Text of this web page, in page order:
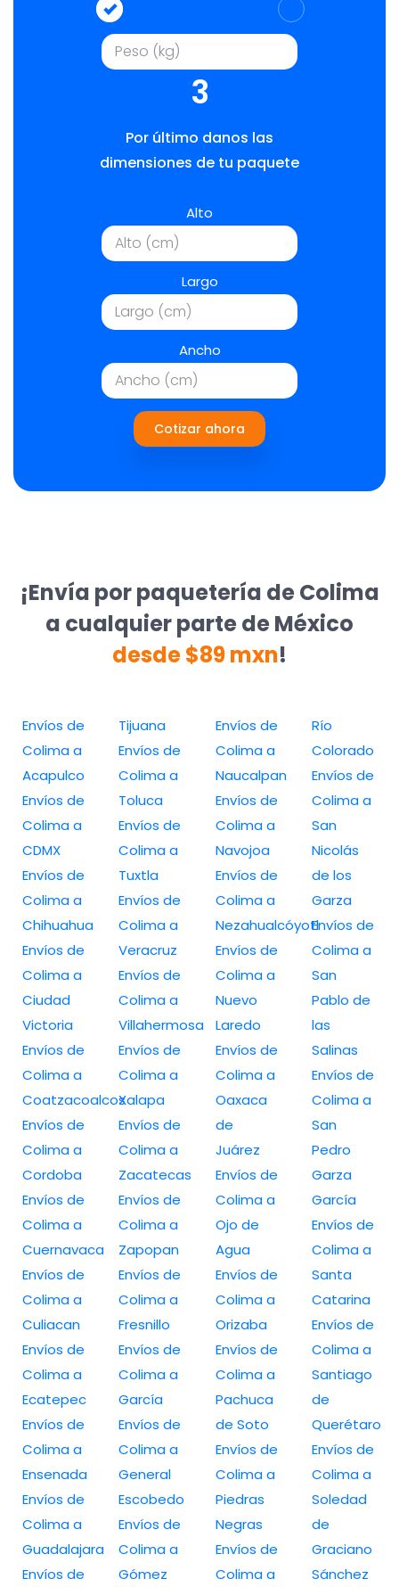
3
Por último danos las
dimensiones de tu paquete
Alto
Largo
Ancho
Cotizar ahora
¡Envía por paquetería de Colima
a cualquier parte de México
desde $89 mxn!
Envíos de
Colima a
Acapulco
Envíos de
Colima a
CDMX
Envíos de
Colima a
Chihuahua
Envíos de
Colima a
Ciudad
Victoria
Envíos de
Colima a
Coatzacoalcos
Envíos de
Colima a
Cordoba
Envíos de
Colima a
Cuernavaca
Envíos de
Colima a
Culiacan
Envíos de
Colima a
Ecatepec
Envíos de
Colima a
Ensenada
Envíos de
Colima a
Guadalajara
Envíos de
Tijuana
Envíos de
Colima a
Toluca
Envíos de
Colima a
Tuxtla
Envíos de
Colima a
Veracruz
Envíos de
Colima a
Villahermosa
Envíos de
Colima a
Xalapa
Envíos de
Colima a
Zacatecas
Envíos de
Colima a
Zapopan
Envíos de
Colima a
Fresnillo
Envíos de
Colima a
García
Envíos de
Colima a
General
Escobedo
Envíos de
Colima a
Gómez
Envíos de
Colima a
Naucalpan
Envíos de
Colima a
Navojoa
Envíos de
Colima a
Nezahualcóyotl
Envíos de
Colima a
Nuevo
Laredo
Envíos de
Colima a
Oaxaca
de
Juárez
Envíos de
Colima a
Ojo de
Agua
Envíos de
Colima a
Orizaba
Envíos de
Colima a
Pachuca
de Soto
Envíos de
Colima a
Piedras
Negras
Envíos de
Colima a
Río
Colorado
Envíos de
Colima a
San
Nicolás
de los
Garza
Envíos de
Colima a
San
Pablo de
las
Salinas
Envíos de
Colima a
San
Pedro
Garza
García
Envíos de
Colima a
Santa
Catarina
Envíos de
Colima a
Santiago
de
Querétaro
Envíos de
Colima a
Soledad
de
Graciano
Sánchez